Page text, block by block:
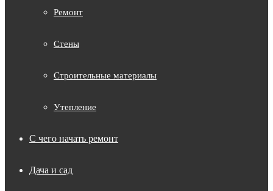
Ремонт
Стены
Строительные материалы
Утепление
С чего начать ремонт
Дача и сад